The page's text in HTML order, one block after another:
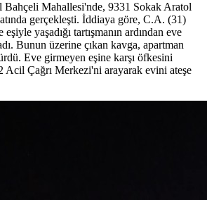
Bahçeli Mahallesi'nde, 9331 Sokak Aratol
gerçekleşti. İddiaya göre, C.A. (31)
yaşadığı tartışmanın ardından eve
Bunun üzerine çıkan kavga, apartman
Eve girmeyen eşine karşı öfkesini
Acil Çağrı Merkezi'ni arayarak evini ateşe